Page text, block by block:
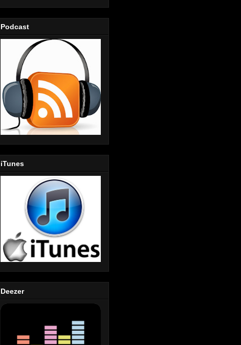
Podcast
iTunes
Deezer